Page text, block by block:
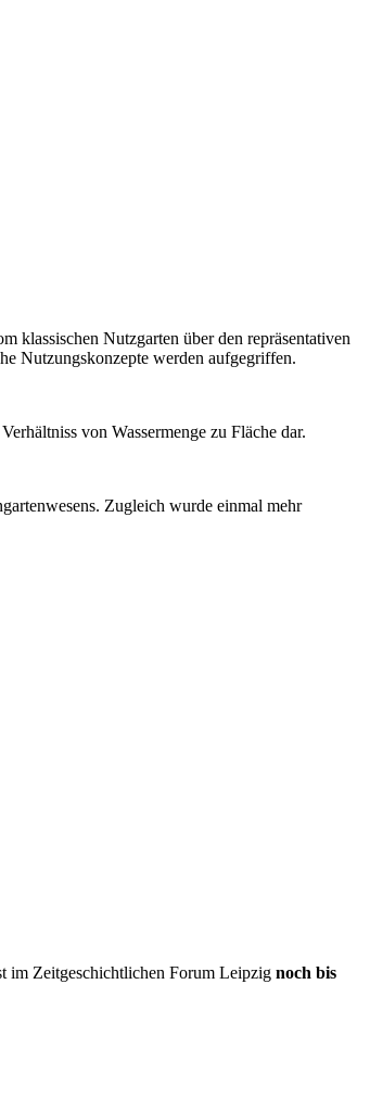
klassischen Nutzgarten über den repräsentativen
Nutzungskonzepte werden aufgegriffen.
von Wassermenge zu Fläche dar.
Zugleich wurde einmal mehr
im Zeitgeschichtlichen Forum Leipzig noch bis